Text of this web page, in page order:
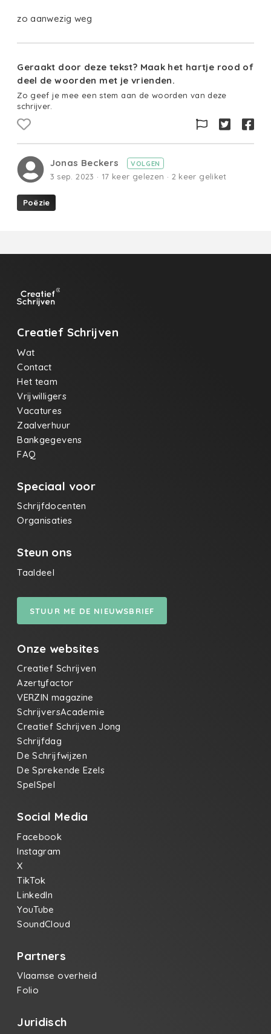
zo aanwezig weg
Geraakt door deze tekst? Maak het hartje rood of
deel de woorden met je vrienden.
Zo geef je mee een stem aan de woorden van deze
schrijver.
Jonas Beckers VOLGEN
3 sep. 2023 · 17 keer gelezen · 2 keer geliket
Poëzie
Creatief Schrijven
Wat
Contact
Het team
Vrijwilligers
Vacatures
Zaalverhuur
Bankgegevens
FAQ
Speciaal voor
Schrijfdocenten
Organisaties
Steun ons
Taaldeel
STUUR ME DE NIEUWSBRIEF
Onze websites
Creatief Schrijven
Azertyfactor
VERZIN magazine
SchrijversAcademie
Creatief Schrijven Jong
Schrijfdag
De Schrijfwijzen
De Sprekende Ezels
SpelSpel
Social Media
Facebook
Instagram
X
TikTok
LinkedIn
YouTube
SoundCloud
Partners
Vlaamse overheid
Folio
Juridisch